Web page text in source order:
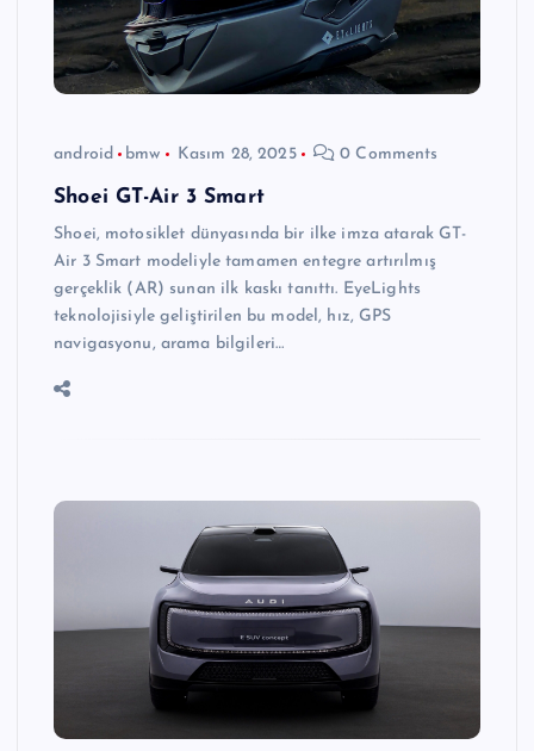
android bmw Kasım 28, 2025 0 Comments
Shoei GT-Air 3 Smart
Shoei, motosiklet dünyasında bir ilke imza atarak GT-
Air 3 Smart modeliyle tamamen entegre artırılmış
gerçeklik (AR) sunan ilk kaskı tanıttı. EyeLights
teknolojisiyle geliştirilen bu model, hız, GPS
navigasyonu, arama bilgileri…